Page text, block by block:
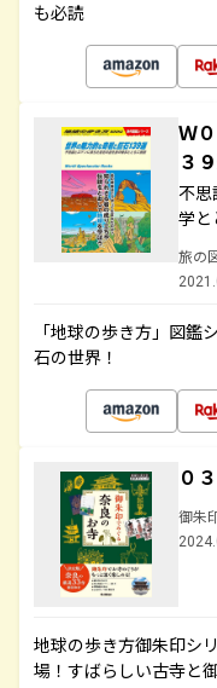
も必読
Ｗ
３
不思
学と
旅の
「地球の歩き方」図鑑
石の世界！
０
御朱
地球の歩き方御朱印シ
場！すばらしい古寺と